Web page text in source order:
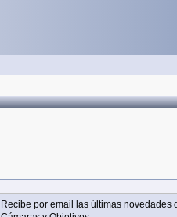
Recibe por email las últimas novedades